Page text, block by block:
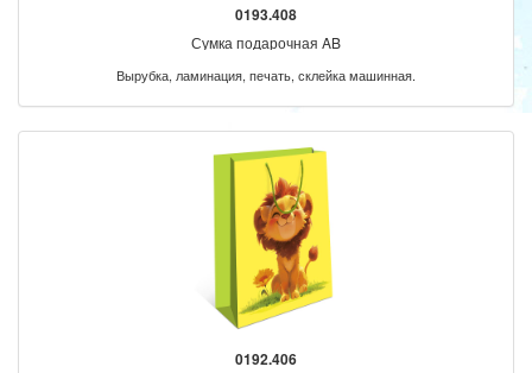
0193.408
Сумка подарочная AB
Вырубка, ламинация, печать, склейка машинная.
0192.406